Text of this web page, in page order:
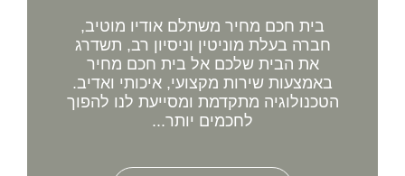
בית חכם מחיר משתלם אודיו מוטיב,
חברה בעלת מוניטין וניסיון רב, תשדרג
את הבית שלכם אל בית חכם מחיר
באמצעות שירות מקצועי, איכותי ואדיב.
הטכנולוגיה מתקדמת ומסייעת לנו להפוך
לחכמים יותר...